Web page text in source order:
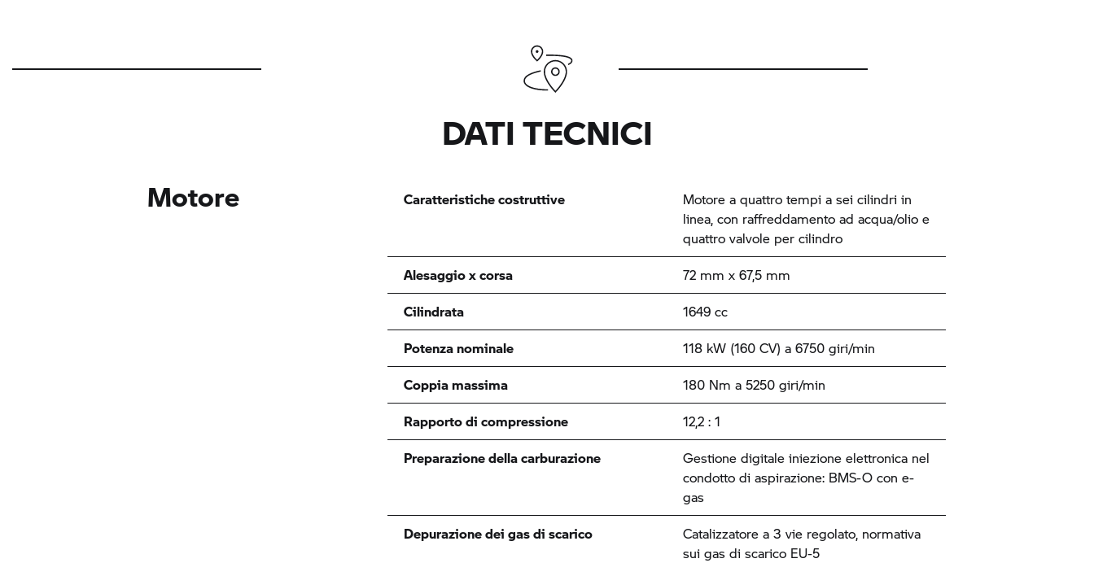
DATI TECNICI
Motore Caratteristiche costruttive
Motore a quattro tempi a sei cilindri in
linea, con raffreddamento ad acqua/olio e
quattro valvole per cilindro
Alesaggio x corsa
72 mm x 67,5 mm
Cilindrata
1649 cc
Potenza nominale
118 kW (160 CV) a 6750 giri/min
Coppia massima
180 Nm a 5250 giri/min
Rapporto di compressione
12,2 : 1
Preparazione della carburazione
Gestione digitale iniezione elettronica nel
condotto di aspirazione: BMS-O con e-
gas
Depurazione dei gas di scarico
Catalizzatore a 3 vie regolato, normativa
sui gas di scarico EU-5